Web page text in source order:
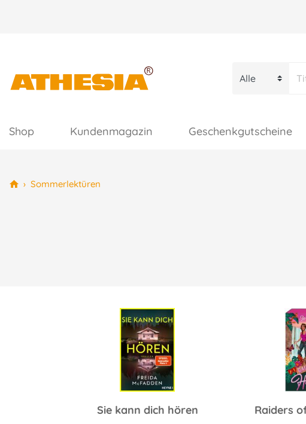
Shop Kundenmagazin Geschenkgutscheine
› Sommerlektüren
Sie kann dich hören